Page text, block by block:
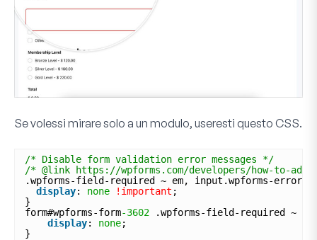
Se volessi mirare solo a un modulo, useresti questo CSS.
/* Disable form validation error messages */
/* @link https://wpforms.com/developers/how-to-
.wpforms-field-required ~ em, input.wpforms-error ~
display: none !important ;
}
form#wpforms-form-3602
.wpforms-field-required ~
display: none;
}